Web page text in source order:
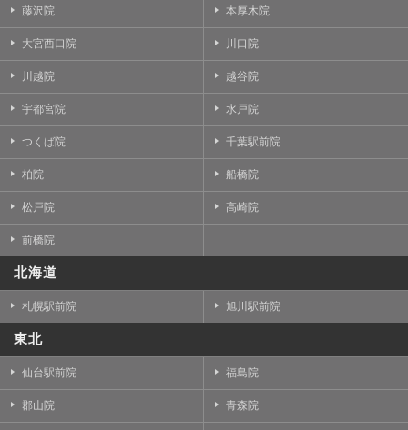
藤沢院 本厚木院
大宮西口院 川口院
川越院 越谷院
宇都宮院 水戸院
つくば院 千葉駅前院
柏院 船橋院
松戸院 高崎院
前橋院
北海道
札幌駅前院 旭川駅前院
東北
仙台駅前院 福島院
郡山院 青森院